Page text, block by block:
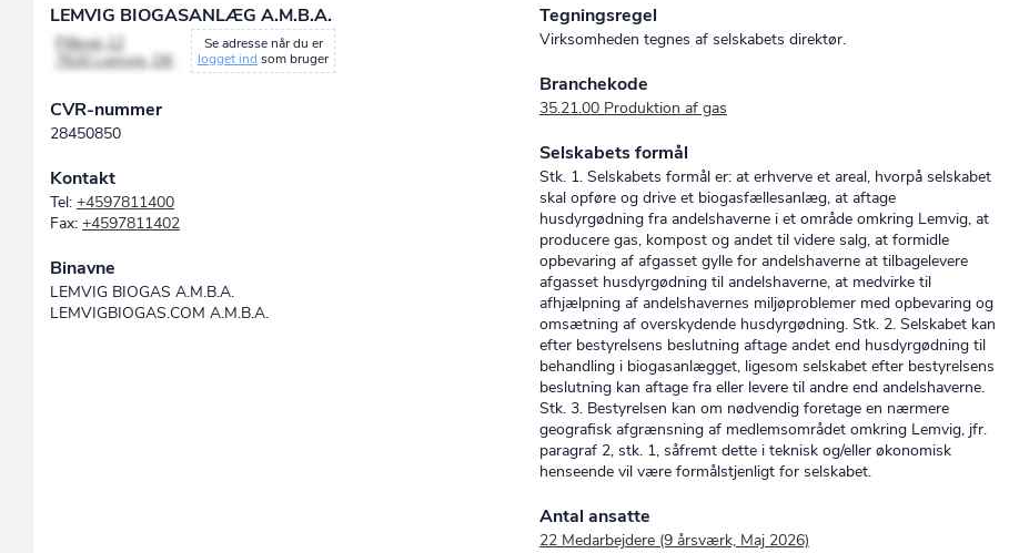
LEMVIG BIOGASANLÆG A.M.B.A.
Pillevej 12
7620 Lemvig, DK
Se adresse når du er
logget ind som bruger
CVR-nummer
28450850
Kontakt
Tel: +4597811400
Fax: +4597811402
Binavne
LEMVIG BIOGAS A.M.B.A.
LEMVIGBIOGAS.COM A.M.B.A.
Tegningsregel
Virksomheden tegnes af selskabets direktør.
Branchekode
35.21.00 Produktion af gas
Selskabets formål
Stk. 1. Selskabets formål er: at erhverve et areal, hvorpå selskabet
skal opføre og drive et biogasfællesanlæg, at aftage
husdyrgødning fra andelshaverne i et område omkring Lemvig, at
producere gas, kompost og andet til videre salg, at formidle
opbevaring af afgasset gylle for andelshaverne at tilbagelevere
afgasset husdyrgødning til andelshaverne, at medvirke til
afhjælpning af andelshavernes miljøproblemer med opbevaring og
omsætning af overskydende husdyrgødning. Stk. 2. Selskabet kan
efter bestyrelsens beslutning aftage andet end husdyrgødning til
behandling i biogasanlægget, ligesom selskabet efter bestyrelsens
beslutning kan aftage fra eller levere til andre end andelshaverne.
Stk. 3. Bestyrelsen kan om nødvendig foretage en nærmere
geografisk afgrænsning af medlemsområdet omkring Lemvig, jfr.
paragraf 2, stk. 1, såfremt dette i teknisk og/eller økonomisk
henseende vil være formålstjenligt for selskabet.
Antal ansatte
22 Medarbejdere (9 årsværk, Maj 2026)